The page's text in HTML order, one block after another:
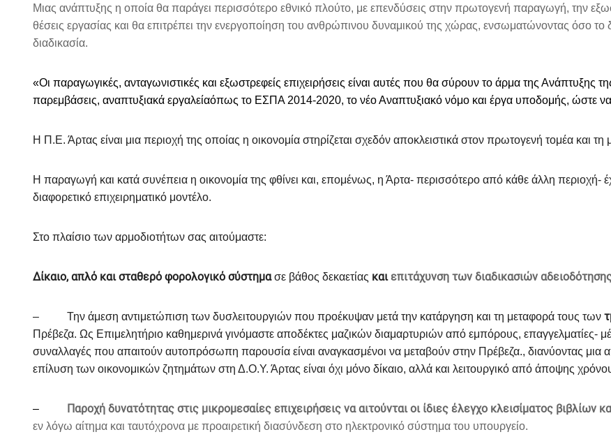
Μιας ανάπτυξης η οποία θα παράγει περισσότερο εθνικό πλούτο, με επενδύσεις στην πρωτογενή παραγωγή, την
θέσεις εργασίας και θα επιτρέπει την ενεργοποίηση του ανθρώπινου δυναμικού της χώρας, ενσωματώνοντας όσο
διαδικασία.
«Οι παραγωγικές, ανταγωνιστικές και εξωστρεφείς επιχειρήσεις είναι αυτές που θα σύρουν το άρμα της Ανάπτυξης
παρεμβάσεις, αναπτυξιακά εργαλείαόπως το ΕΣΠΑ 2014-2020, το νέο Αναπτυξιακό νόμο και έργα υποδομής, ώστε
Η Π.Ε. Άρτας είναι μια περιοχή της οποίας η οικονομία στηρίζεται σχεδόν αποκλειστικά στον πρωτογενή τομέα και τη
Η παραγωγή και κατά συνέπεια η οικονομία της φθίνει και, επομένως, η Άρτα- περισσότερο από κάθε άλλη περιοχή-
διαφορετικό επιχειρηματικό μοντέλο.
Στο πλαίσιο των αρμοδιοτήτων σας αιτούμαστε:
Δίκαιο, απλό και σταθερό φορολογικό σύστημασε βάθος δεκαετίας καιεπιτάχυνση των διαδικασιών
– Την άμεση αντιμετώπιση των δυσλειτουργιών που προέκυψαν μετά την κατάργηση και τη μεταφορά τους των
Πρέβεζα. Ως Επιμελητήριο καθημερινά γινόμαστε αποδέκτες μαζικών διαμαρτυριών από εμπόρους, επαγγελματίες-
συναλλαγές που απαιτούν αυτοπρόσωπη παρουσία είναι αναγκασμένοι να μεταβούν στην Πρέβεζα., διανύοντας μια
επίλυση των οικονομικών ζητημάτων στη Δ.Ο.Υ. Άρτας είναι όχι μόνο δίκαιο, αλλά και λειτουργικό από άποψης
– Παροχή δυνατότητας στις μικρομεσαίες επιχειρήσεις να αιτούνται οι ίδιες έλεγχο κλεισίματος βιβλίων
εν λόγω αίτημα και ταυτόχρονα με προαιρετική διασύνδεση στο ηλεκτρονικό σύστημα του υπουργείο.